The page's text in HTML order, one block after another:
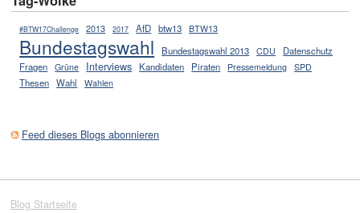
#BTW17Challenge 2013 2017 AfD btw13 BTW13
Bundestagswahl Bundestagswahl 2013 CDU
Datenschutz
Fragen
Grüne Interviews Kandidaten Piraten Pressemeldung SPD
Thesen Wahl Wahlen
Feed dieses Blogs abonnieren
Blog Startseite